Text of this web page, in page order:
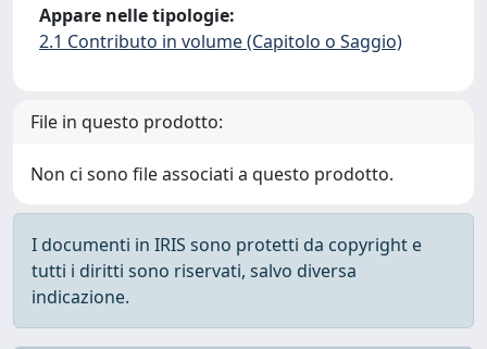
Appare nelle tipologie:
2.1 Contributo in volume (Capitolo o Saggio)
File in questo prodotto:
Non ci sono file associati a questo prodotto.
I documenti in IRIS sono protetti da copyright e
tutti i diritti sono riservati, salvo diversa
indicazione.